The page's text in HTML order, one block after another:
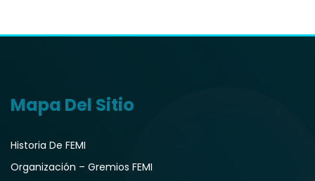
Mapa Del Sitio
Historia De FEMI
Organización – Gremios FEMI